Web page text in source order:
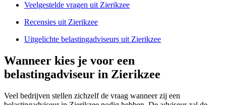
Veelgestelde vragen uit Zierikzee
Recensies uit Zierikzee
Uitgelichte belastingadviseurs uit Zierikzee
Wanneer kies je voor een
belastingadviseur in Zierikzee
Veel bedrijven stellen zichzelf de vraag wanneer zij een